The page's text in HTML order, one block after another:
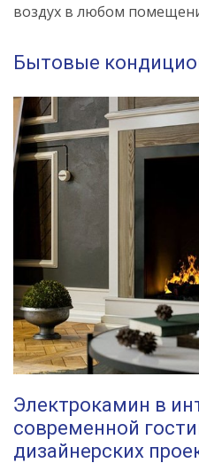
воздух в любом
Бытовые
Электрокамин в
современной
дизайнерских